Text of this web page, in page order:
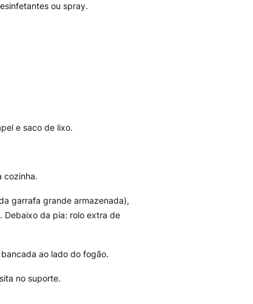
ou spray.
e saco de lixo.
cozinha.
garrafa grande armazenada),
Debaixo da pia: rolo extra de
ao lado do fogão.
no suporte.